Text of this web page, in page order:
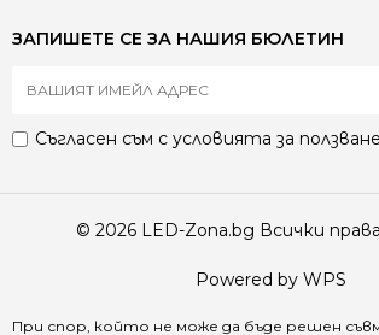
ЗАПИШЕТЕ СЕ ЗА НАШИЯ БЮЛЕТИН
Съгласен съм с условията за ползване
© 2026 LED-Zona.bg Всички
Powered by WPS
При спор, който не може да бъде решен